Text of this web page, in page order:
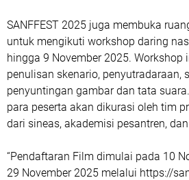
SANFFEST 2025 juga membuka
untuk mengikuti workshop daring
hingga 9 November 2025.
penulisan skenario, penyutradaraan,
penyuntingan gambar dan tata
para peserta akan dikurasi oleh tim
dari sineas, akademisi pesantren,
“Pendaftaran Film dimulai pada 10
29 November 2025 melalui https://